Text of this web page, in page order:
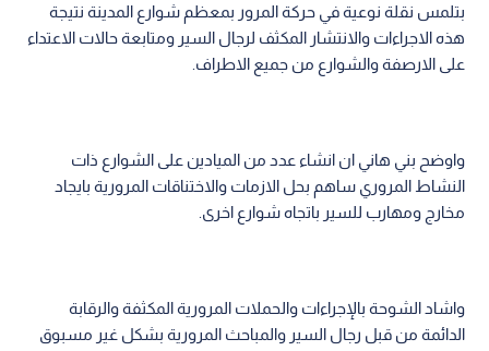
بتلمس نقلة نوعية في حركة المرور بمعظم شوارع المدينة نتيجة
هذه الاجراءات والانتشار المكثف لرجال السير ومتابعة حالات الاعتداء
على الارصفة والشوارع من جميع الاطراف.
واوضح بني هاني ان انشاء عدد من الميادين على الشوارع ذات
النشاط المروري ساهم بحل الازمات والاختناقات المرورية بايجاد
مخارج ومهارب للسير باتجاه شوارع اخرى.
واشاد الشوحة بالإجراءات والحملات المرورية المكثفة والرقابة
الدائمة من قبل رجال السير والمباحث المرورية بشكل غير مسبوق